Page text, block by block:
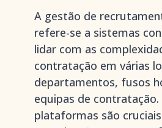
A gestão de
refere-se a sistemas
lidar com as
contratação em várias
departamentos, fusos
equipas de contratação.
plataformas são